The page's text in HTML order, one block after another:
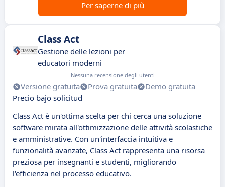
Per saperne di più
Class Act
Gestione delle lezioni per
educatori moderni
Nessuna recensione degli utenti
Versione gratuita Prova gratuita
Demo gratuita
Precio bajo solicitud
Class Act è un'ottima scelta per chi cerca una soluzione
software mirata all'ottimizzazione delle attività scolastiche
e amministrative. Con un'interfaccia intuitiva e
funzionalità avanzate, Class Act rappresenta una risorsa
preziosa per insegnanti e studenti, migliorando
l'efficienza nel processo educativo.